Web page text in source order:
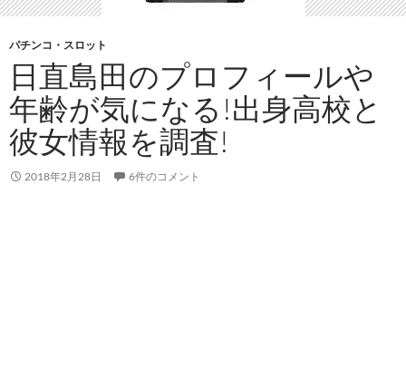
パチンコ・スロット
日直島田のプロフィールや
年齢が気になる!出身高校と
彼女情報を調査!
2018年2月28日 6件のコメント